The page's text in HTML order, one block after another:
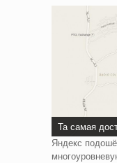
Та самая
Яндекс